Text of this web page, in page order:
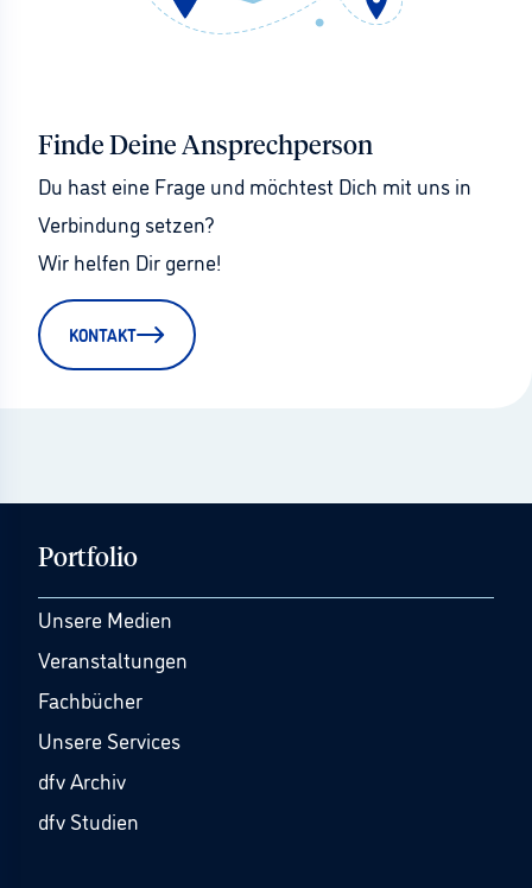
Finde Deine Ansprechperson
Du hast eine Frage und möchtest Dich mit uns in
Verbindung setzen?
Wir helfen Dir gerne!
KONTAKT
Portfolio
Unsere Medien
Veranstaltungen
Fachbücher
Unsere Services
dfv Archiv
dfv Studien